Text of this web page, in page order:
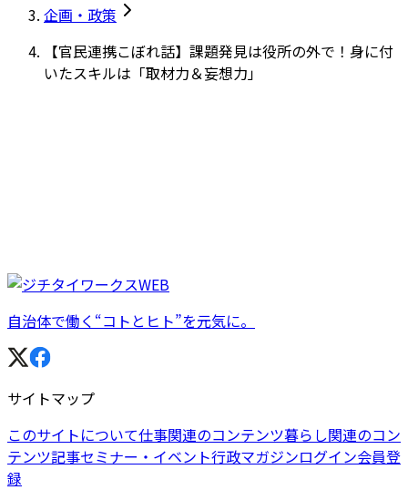
企画・政策
【官民連携こぼれ話】課題発見は役所の外で！身に付
いたスキルは「取材力＆妄想力」
自治体で働く“コトとヒト”を元気に。
サイトマップ
このサイトについて仕事関連のコンテンツ暮らし関連のコン
テンツ記事セミナー・イベント行政マガジンログイン会員登
録